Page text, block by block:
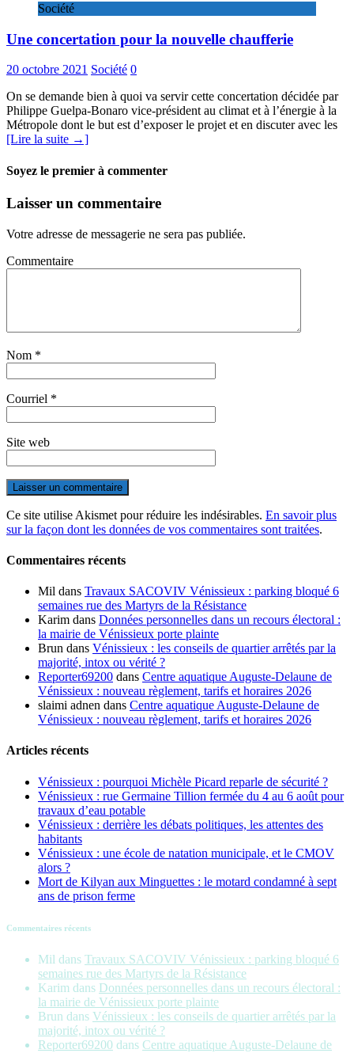
Société
Une concertation pour la nouvelle chaufferie
20 octobre 2021 Société 0
On se demande bien à quoi va servir cette concertation décidée par
Philippe Guelpa-Bonaro vice-président au climat et à l’énergie à la
Métropole dont le but est d’exposer le projet et en discuter avec les
[Lire la suite →]
Soyez le premier à commenter
Laisser un commentaire
Votre adresse de messagerie ne sera pas publiée.
Commentaire
Nom *
Courriel *
Site web
Ce site utilise Akismet pour réduire les indésirables. En savoir plus
sur la façon dont les données de vos commentaires sont traitées.
Commentaires récents
Mil dans Travaux SACOVIV Vénissieux : parking bloqué 6
semaines rue des Martyrs de la Résistance
Karim dans Données personnelles dans un recours électoral :
la mairie de Vénissieux porte plainte
Brun dans Vénissieux : les conseils de quartier arrêtés par la
majorité, intox ou vérité ?
Reporter69200 dans Centre aquatique Auguste-Delaune de
Vénissieux : nouveau règlement, tarifs et horaires 2026
slaimi adnen dans Centre aquatique Auguste-Delaune de
Vénissieux : nouveau règlement, tarifs et horaires 2026
Articles récents
Vénissieux : pourquoi Michèle Picard reparle de sécurité ?
Vénissieux : rue Germaine Tillion fermée du 4 au 6 août pour
travaux d’eau potable
Vénissieux : derrière les débats politiques, les attentes des
habitants
Vénissieux : une école de natation municipale, et le CMOV
alors ?
Mort de Kilyan aux Minguettes : le motard condamné à sept
ans de prison ferme
Commentaires récents
Mil dans Travaux SACOVIV Vénissieux : parking bloqué 6
semaines rue des Martyrs de la Résistance
Karim dans Données personnelles dans un recours électoral :
la mairie de Vénissieux porte plainte
Brun dans Vénissieux : les conseils de quartier arrêtés par la
majorité, intox ou vérité ?
Reporter69200 dans Centre aquatique Auguste-Delaune de